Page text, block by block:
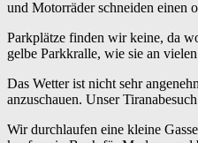
und Motorräder schneiden einen
Parkplätze finden wir keine, da
gelbe Parkkralle, wie sie an
Das Wetter ist nicht sehr
anzuschauen. Unser
Wir durchlaufen eine kleine